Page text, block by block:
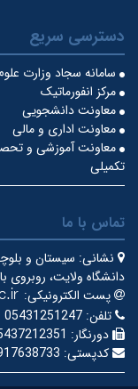
دسترسی سریع
سامانه سجاد وزارت
مرکز انفورماتیک
معاونت دانشجویی
معاونت اداری و مالی
معاونت آموزشی و
تکمیلی
تماس با ما
نشانی:
دانشگاه ولایت، روبروی
پست الکترونیکی:
تلفن: 05431251247
دورنگار:
کدپستی: